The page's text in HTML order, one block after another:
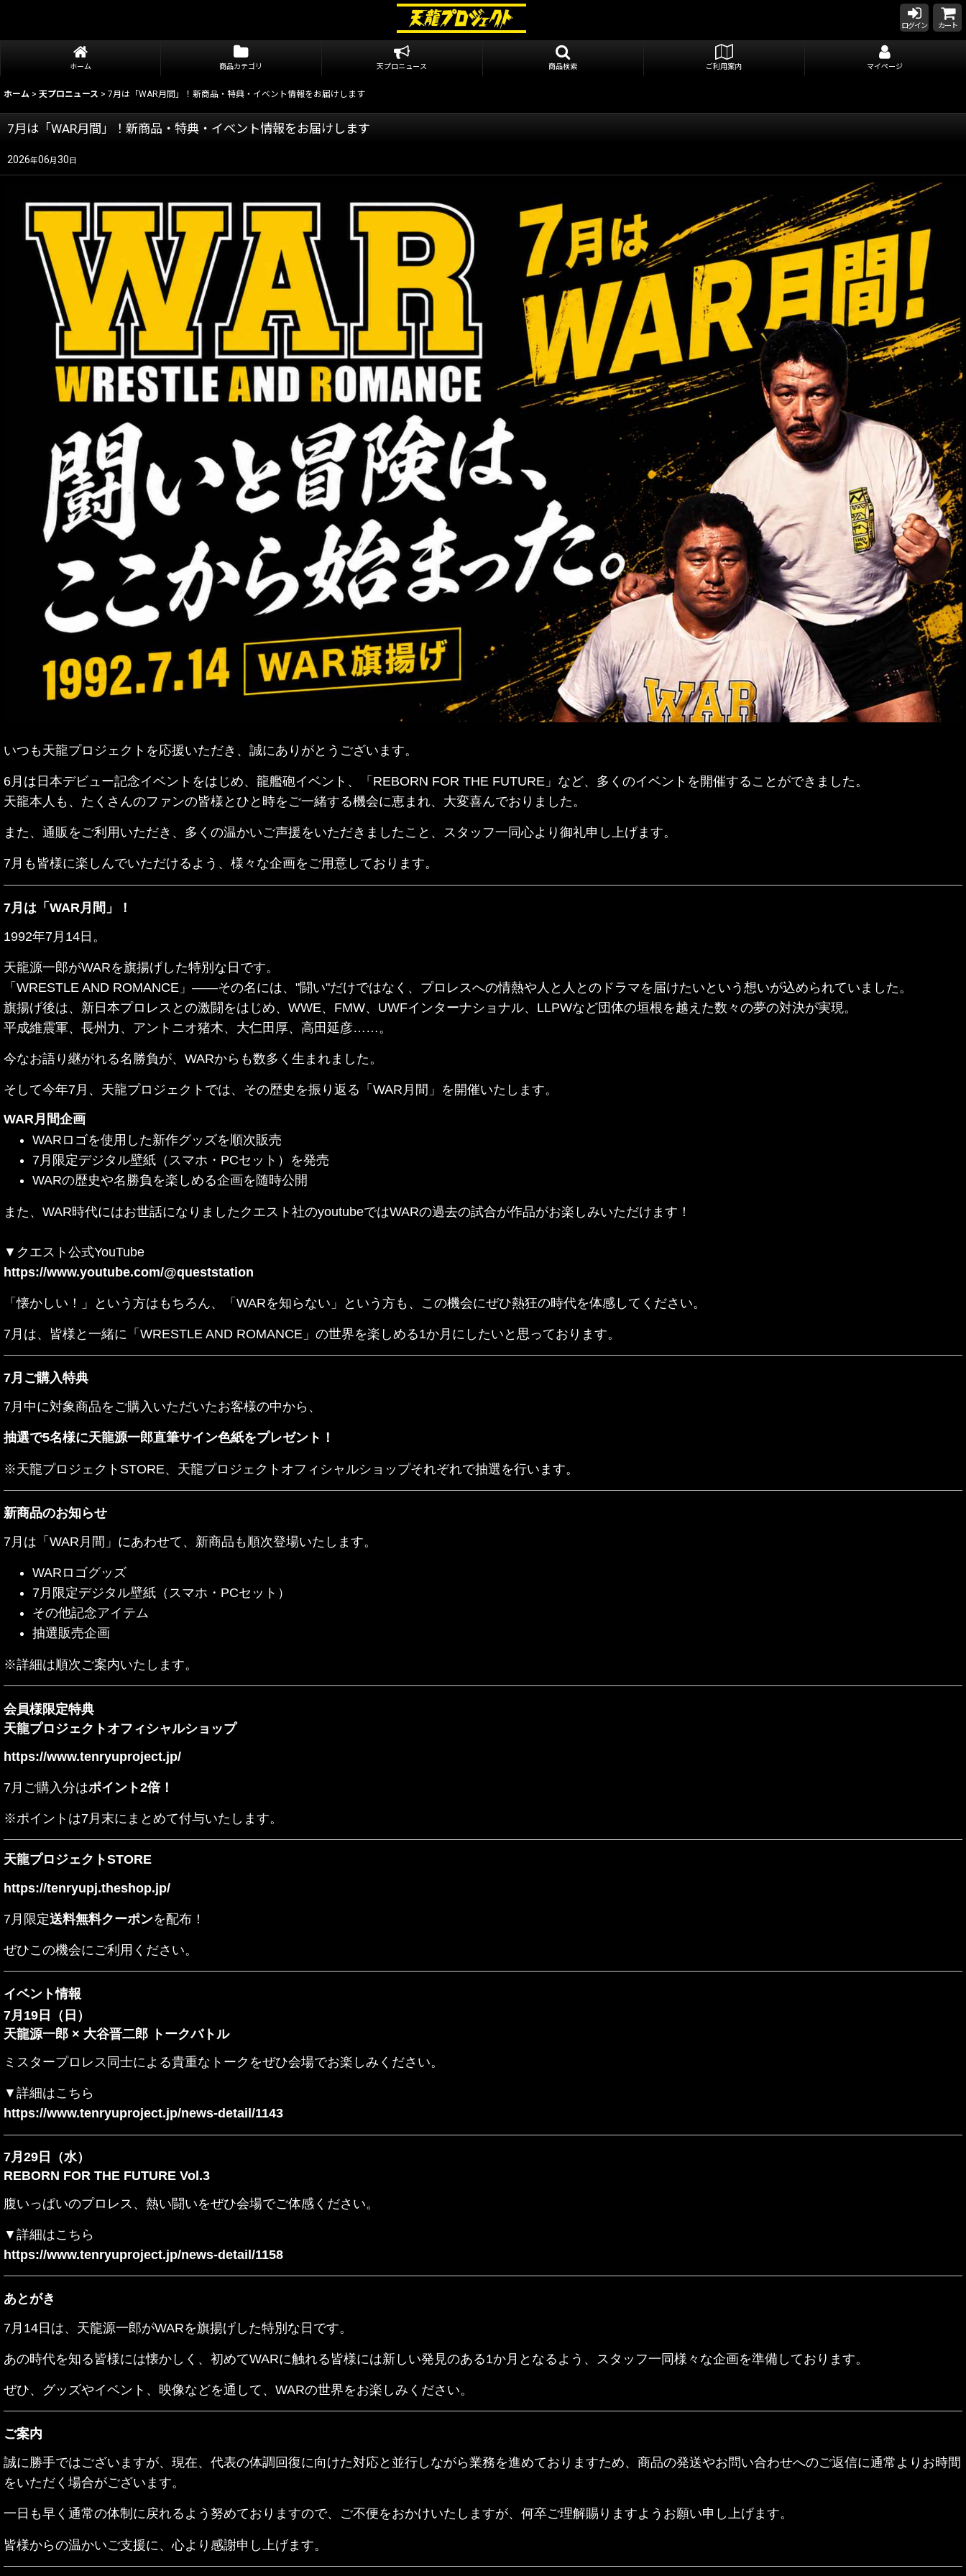
ログイン カート
ホーム 商品カテゴリ 天プロニュース 商品検索 ご利用案内 マイページ
ホーム > 天プロニュース > 7月は「WAR月間」！新商品・特典・イベント情報をお届けします
7月は「WAR月間」！新商品・特典・イベント情報をお届けします
2026年06月 30 日
いつも天龍プロジェクトを応援いただき、誠にありがとうございます。
6月は日本デビュー記念イベントをはじめ、龍艦砲イベント、「REBORN FOR THE FUTURE」など、多くのイベントを開催することができました。
天龍本人も、たくさんのファンの皆様とひと時をご一緒する機会に恵まれ、大変喜んでおりました。
また、通販をご利用いただき、多くの温かいご声援をいただきましたこと、スタッフ一同心より御礼申し上げます。
7月も皆様に楽しんでいただけるよう、様々な企画をご用意しております。
7月は「WAR月間」！
1992年7月14日。
天龍源一郎がWARを旗揚げした特別な日です。
「WRESTLE AND ROMANCE」――その名には、"闘い"だけではなく、プロレスへの情熱や人と人とのドラマを届けたいという想いが込められていました。
旗揚げ後は、新日本プロレスとの激闘をはじめ、WWE、FMW、UWFインターナショナル、LLPWなど団体の垣根を越えた数々の夢の対決が実現。
平成維震軍、長州力、アントニオ猪木、大仁田厚、高田延彦……。
今なお語り継がれる名勝負が、WARからも数多く生まれました。
そして今年7月、天龍プロジェクトでは、その歴史を振り返る「WAR月間」を開催いたします。
WAR月間企画
WARロゴを使用した新作グッズを順次販売
7月限定デジタル壁紙（スマホ・PCセット）を発売
WARの歴史や名勝負を楽しめる企画を随時公開
また、WAR時代にはお世話になりましたクエスト社のyoutubeではWARの過去の試合が作品がお楽しみいただけます！
▼クエスト公式YouTube
https://www.youtube.com/@queststation
「懐かしい！」という方はもちろん、「WARを知らない」という方も、この機会にぜひ熱狂の時代を体感してください。
7月は、皆様と一緒に「WRESTLE AND ROMANCE」の世界を楽しめる1か月にしたいと思っております。
7月ご購入特典
7月中に対象商品をご購入いただいたお客様の中から、
抽選で5名様に天龍源一郎直筆サイン色紙をプレゼント！
※天龍プロジェクトSTORE、天龍プロジェクトオフィシャルショップそれぞれで抽選を行います。
新商品のお知らせ
7月は「WAR月間」にあわせて、新商品も順次登場いたします。
WARロゴグッズ
7月限定デジタル壁紙（スマホ・PCセット）
その他記念アイテム
抽選販売企画
※詳細は順次ご案内いたします。
会員様限定特典
天龍プロジェクトオフィシャルショップ
https://www.tenryuproject.jp/
7月ご購入分はポイント2倍！
※ポイントは7月末にまとめて付与いたします。
天龍プロジェクトSTORE
https://tenryupj.theshop.jp/
7月限定送料無料クーポンを配布！
ぜひこの機会にご利用ください。
イベント情報
7月19日（日）
天龍源一郎 × 大谷晋二郎 トークバトル
ミスタープロレス同士による貴重なトークをぜひ会場でお楽しみください。
▼詳細はこちら
https://www.tenryuproject.jp/news-detail/1143
7月29日（水）
REBORN FOR THE FUTURE Vol.3
腹いっぱいのプロレス、 熱い闘いをぜひ会場でご体感ください。
▼詳細はこちら
https://www.tenryuproject.jp/news-detail/1158
あとがき
7月14日は、天龍源一郎がWARを旗揚げした特別な日です。
あの時代を知る皆様には懐かしく、初めてWARに触れる皆様には新しい発見のある1か月となるよう、スタッフ一同様々な企画を準備しております。
ぜひ、グッズやイベント、映像などを通して、WARの世界をお楽しみください。
ご案内
誠に勝手ではございますが、現在、代表の体調回復に向けた対応と並行しながら業務を進めておりますため、商品の発送やお問い合わせへのご返信に通常よりお時間
をいただく場合がございます。
一日も早く通常の体制に戻れるよう努めておりますので、ご不便をおかけいたしますが、何卒ご理解賜りますようお願い申し上げます。
皆様からの温かいご支援に、心より感謝申し上げます。